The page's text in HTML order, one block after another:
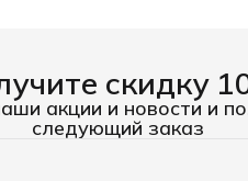
скидку
акции и новости и
следующий заказ